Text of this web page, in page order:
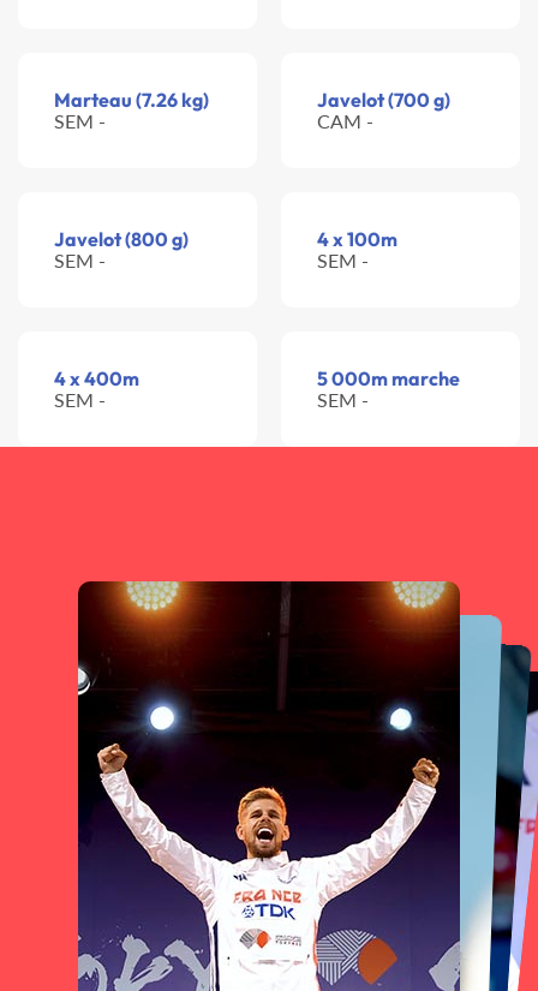
Marteau (7.26 kg)
SEM -
Javelot (700 g)
CAM -
Javelot (800 g)
SEM -
4 x 100m
SEM -
4 x 400m
SEM -
5 000m marche
SEM -